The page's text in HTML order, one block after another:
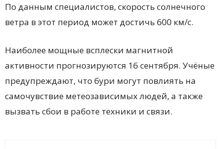
По данным специалистов, скорость солнечного
ветра в этот период может достичь 600 км/с.
Наиболее мощные всплески магнитной
активности прогнозируются 16 сентября. Учёные
предупреждают, что бури могут повлиять на
самочувствие метеозависимых людей, а также
вызвать сбои в работе техники и связи.